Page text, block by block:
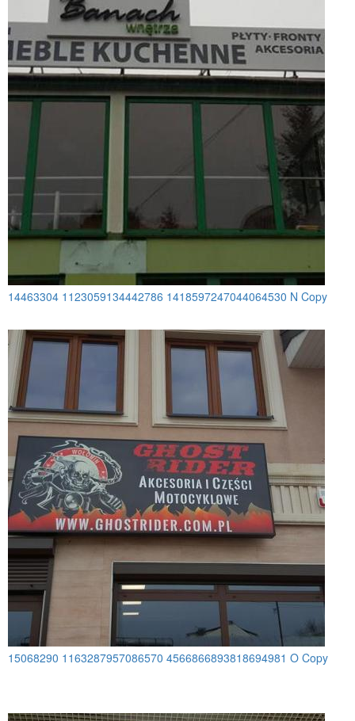
14463304 1123059134442786 1418597247044064530 N Copy
15068290 1163287957086570 4566866893818694981 O Copy